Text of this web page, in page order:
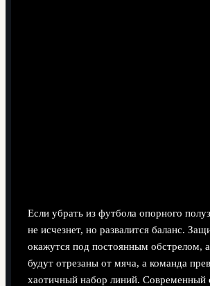
Если убрать из футбола опорного
не исчезнет, но развалится баланс.
окажутся под постоянным обстрелом,
будут отрезаны от мяча, а команда
хаотичный набор линий. Современный